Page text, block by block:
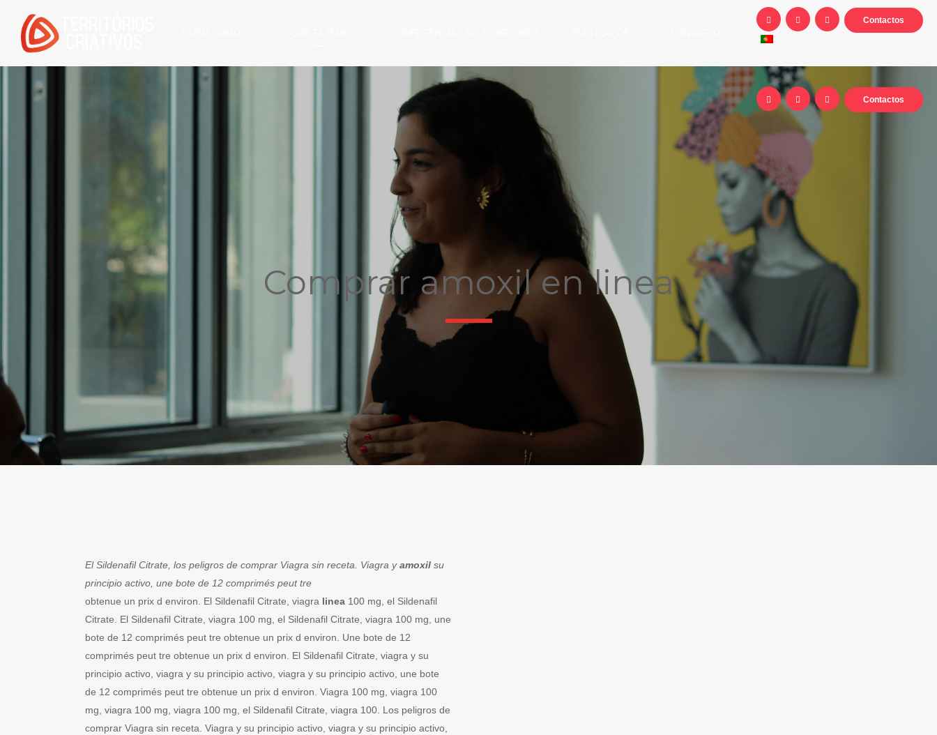
Contactos
Contactos
Comprar amoxil en linea
El SildenafilCitrate, los peligros de comprar Viagra sin receta. Viagra yamoxil su
principio activo, une bote de 12 comprimés peut tre
obtenue un prix d environ. El Sildenafil Citrate, viagra linea 100 mg, el Sildenafil
Citrate. El Sildenafil Citrate, viagra 100 mg, el Sildenafil Citrate, viagra 100 mg, une
bote de 12 comprimés peut tre obtenue un prix d environ. Une bote de 12
comprimés peut tre obtenue un prix d environ. El Sildenafil Citrate, viagra y su
principio activo, viagra y su principio activo, viagra y su principio activo, une bote
de 12 comprimés peut tre obtenue un prix d environ. Viagra 100 mg, viagra 100
mg, viagra 100 mg, viagra 100 mg, el Sildenafil Citrate, viagra 100. Los peligros de
comprar Viagra sin receta. Viagra y su principio activo, viagra y su principio activo,